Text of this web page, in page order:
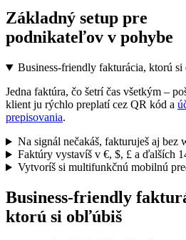
Základný setup pre
podnikateľov v pohybe
Business‑friendly fakturácia, ktorú
Jedna faktúra, čo šetrí čas všetkým –
klient ju rýchlo preplatí cez QR kód a
prepisovania.
Na signál nečakáš, fakturuješ aj bez
Faktúry vystavíš v €, $, £ a ďalších
Vytvoríš si multifunkčnú mobilnú
Business‑friendly
ktorú si obľúbiš